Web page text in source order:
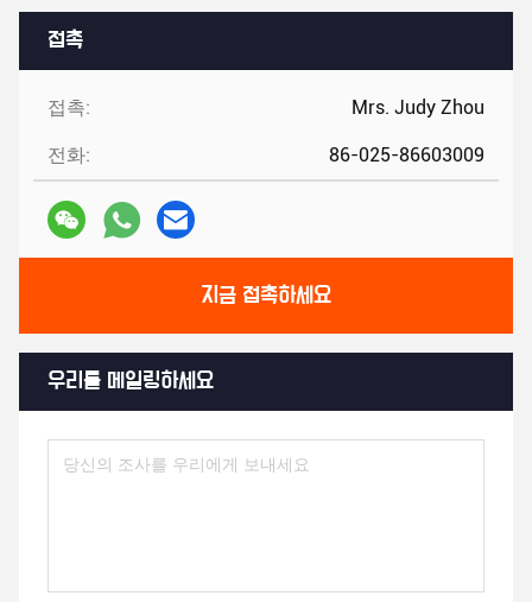
접촉
접촉: Mrs. Judy Zhou
전화: 86-025-86603009
지금 접촉하세요
우리를 메일링하세요